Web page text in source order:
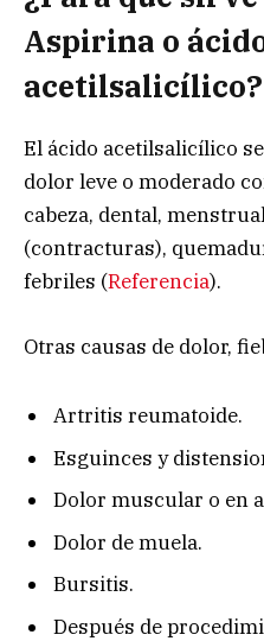
Aspirina o
acetilsalicílico?
El ácido acetilsalicílico
dolor leve o moderado
cabeza, dental,
(contracturas),
febriles (Referencia).
Otras causas de dolor,
Artritis reumatoide.
Esguinces y
Dolor muscular o en
Dolor de muela.
Bursitis.
Después de